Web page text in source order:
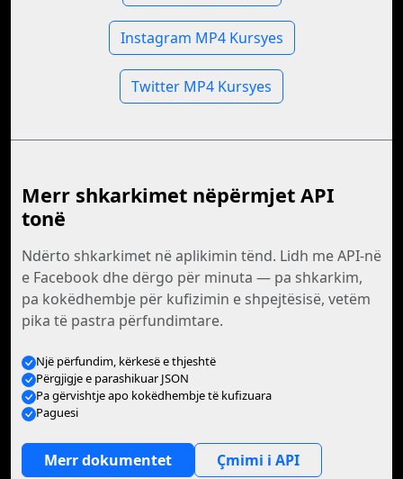
Instagram MP4 Kursyes
Twitter MP4 Kursyes
Merr shkarkimet nëpërmjet API
tonë
Ndërto shkarkimet në aplikimin tënd. Lidh me API-në
e Facebook dhe dërgo për minuta — pa shkarkim,
pa kokëdhembje për kufizimin e shpejtësisë, vetëm
pika të pastra përfundimtare.
Një përfundim, kërkesë e thjeshtë
Përgjigje e parashikuar JSON
Pa gërvishtje apo kokëdhembje të kufizuara
Paguesi
Merr dokumentet Çmimi i API